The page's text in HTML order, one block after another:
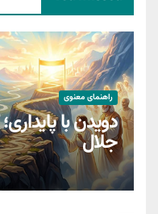
راهنمای معنوی
دویدن با
جلال